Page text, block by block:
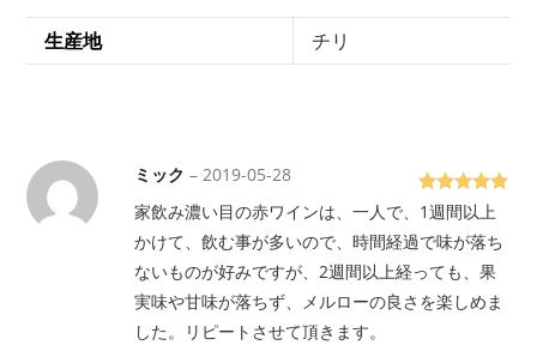
生産地 チリ
5段階で 5
の評価
ミック– 2019-05-28
家飲み濃い目の赤ワインは、一人で、1週間以上
かけて、飲む事が多いので、時間経過で味が落ち
ないものが好みですが、2週間以上経っても、果
実味や甘味が落ちず、メルローの良さを楽しめま
した。リピートさせて頂きます。